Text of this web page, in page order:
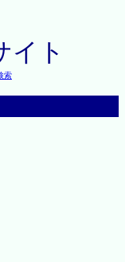
イト
索